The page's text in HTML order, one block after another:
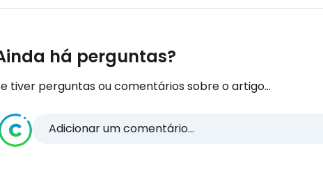
há perguntas?
tiver perguntas ou comentários sobre o artigo...
Adicionar um comentário...